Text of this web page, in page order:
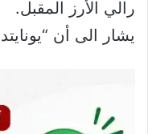
رالي الأرز المقبل.
يشار الى أن